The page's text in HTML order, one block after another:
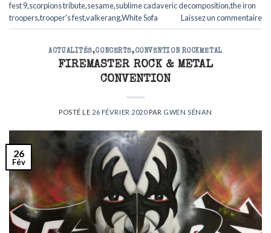
fest 9,scorpions tribute,sesame,sublime cadaveric decomposition,the iron
troopers,trooper's fest,valkerang,White Sofa Laissez un commentaire
ACTUALITÉS,CONCERTS,CONVENTION ROCKMETAL
FIREMASTER ROCK & METAL
CONVENTION
POSTÉ LE 26 FÉVRIER 2020PAR GWEN SÉNAN
26
Fév